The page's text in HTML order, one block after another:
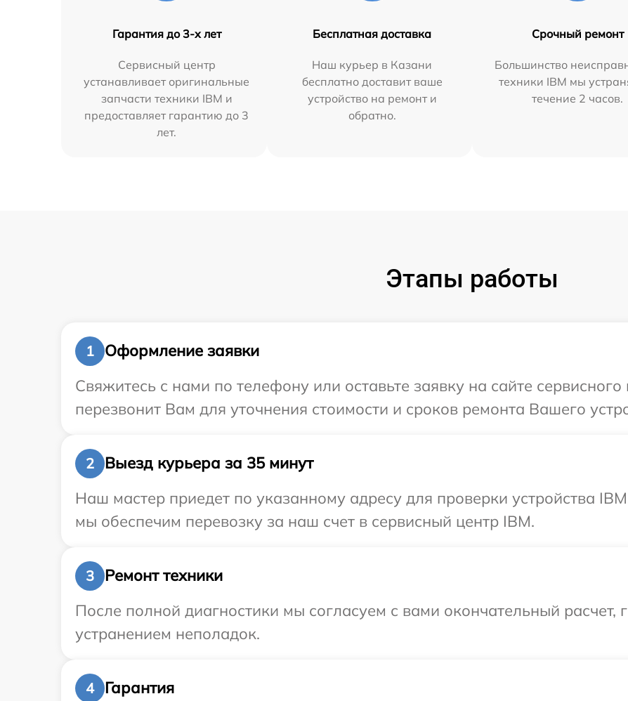
Гарантия до 3-х лет
Сервисный центр
устанавливает оригинальные
запчасти техники IBM и
предоставляет гарантию до 3
лет.
Бесплатная доставка
Наш курьер в Казани
бесплатно доставит ваше
устройство на ремонт и
обратно.
Срочный ремонт
Большинство
техники IBM мы
течение 2 часов.
Этапы работы
1
Оформление заявки
Свяжитесь с нами по телефону или оставьте заявку на сайте
перезвонит Вам для уточнения стоимости и сроков ремонта Вашего
2
Выезд курьера за 35 минут
Наш мастер приедет по указанному адресу для проверки устройства
мы обеспечим перевозку за наш счет в сервисный центр IBM.
3
Ремонт техники
После полной диагностики мы согласуем с вами окончательный расчет,
устранением неполадок.
4
Гарантия